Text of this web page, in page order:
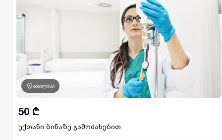
თბილისი
ექთანი ბინაზე გამოძახებით
50 ₾